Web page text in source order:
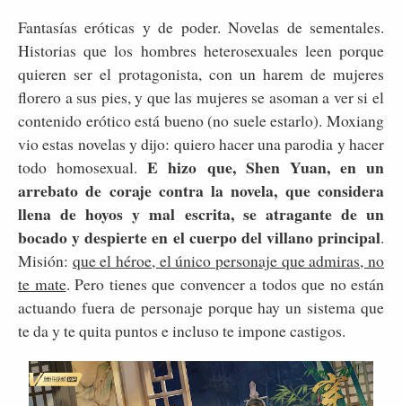
Fantasías eróticas y de poder. Novelas de sementales.
Historias que los hombres heterosexuales leen porque
quieren ser el protagonista, con un harem de mujeres
florero a sus pies, y que las mujeres se asoman a ver si el
contenido erótico está bueno (no suele estarlo). Moxiang
vio estas novelas y dijo: quiero hacer una parodia y hacer
todo homosexual.E hizo que, Shen Yuan, en un
arrebato de coraje contra la novela, que considera
llena de hoyos y mal escrita, se atragante de un
bocado y despierte en el cuerpo del villano principal.
Misión: que el héroe, el único personaje que admiras, no
te mate. Pero tienes que convencer a todos que no están
actuando fuera de personaje porque hay un sistema que
te da y te quita puntos e incluso te impone castigos.